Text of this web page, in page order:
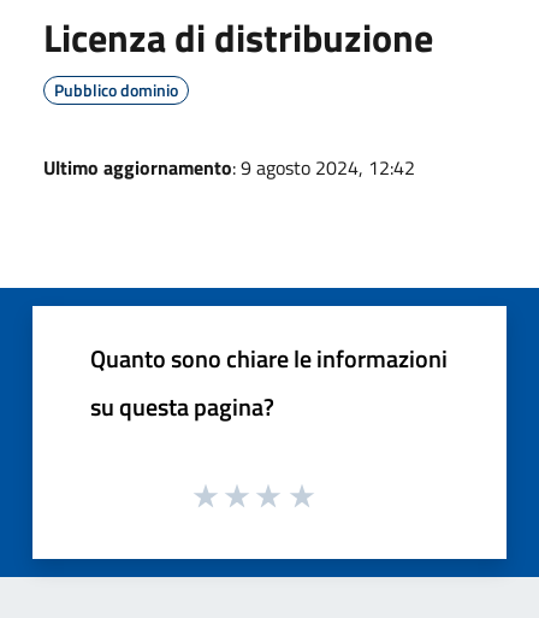
Licenza di distribuzione
Pubblico dominio
Ultimo aggiornamento: 9 agosto 2024, 12:42
Quanto sono chiare le informazioni
su questa pagina?